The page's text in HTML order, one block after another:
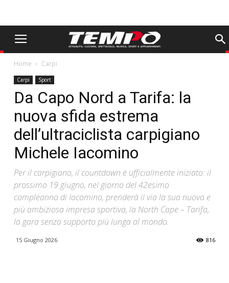
Home Carpi
Carpi Sport
Da Capo Nord a Tarifa: la
nuova sfida estrema
dell’ultraciclista carpigiano
Michele Iacomino
Per il carpigiano, il countdown è ufficialmente iniziato: il
prossimo 19 giugno, nel giorno del 42esimo
compleanno di Iacomino, prenderà il via la sua nuova e
più ambiziosa impresa sportiva, la North Cape – Tarifa,
la gara senza supporto più lunga al mondo.
15 Giugno 2026 816